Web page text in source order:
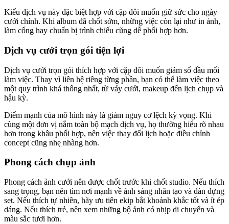
Kiểu dịch vụ này đặc biệt hợp với cặp đôi muốn giữ sức cho ngày
cưới chính. Khi album đã chốt sớm, những việc còn lại như in ảnh,
làm cổng hay chuẩn bị trình chiếu cũng dễ phối hợp hơn.
Dịch vụ cưới trọn gói tiện lợi
Dịch vụ cưới trọn gói thích hợp với cặp đôi muốn giảm số đầu mối
làm việc. Thay vì liên hệ riêng từng phần, bạn có thể làm việc theo
một quy trình khá thống nhất, từ váy cưới, makeup đến lịch chụp và
hậu kỳ.
Điểm mạnh của mô hình này là giảm nguy cơ lệch kỳ vọng. Khi
cùng một đơn vị nắm toàn bộ mạch dịch vụ, họ thường hiểu rõ nhau
hơn trong khâu phối hợp, nên việc thay đổi lịch hoặc điều chỉnh
concept cũng nhẹ nhàng hơn.
Phong cách chụp ảnh
Phong cách ảnh cưới nên được chốt trước khi chốt studio. Nếu thích
sang trọng, bạn nên tìm nơi mạnh về ánh sáng nhân tạo và dàn dựng
set. Nếu thích tự nhiên, hãy ưu tiên ekip bắt khoảnh khắc tốt và ít ép
dáng. Nếu thích trẻ, nên xem những bộ ảnh có nhịp di chuyển và
màu sắc tươi hơn.